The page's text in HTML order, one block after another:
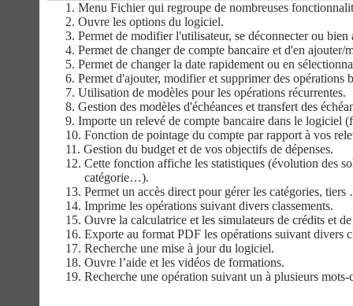
1. Menu Fichier qui regroupe de nombreuses
2. Ouvre les options du logiciel.
3. Permet de modifier l'utilisateur, se déconnecter ou
4. Permet de changer de compte bancaire et d'en ajouter/
5. Permet de changer la date rapidement ou en
6. Permet d'ajouter, modifier et supprimer des opérations
7. Utilisation de modèles pour les opérations récurrentes.
8. Gestion des modèles d'échéances et transfert des
9. Importe un relevé de compte bancaire dans le logiciel
10. Fonction de pointage du compte par rapport à vos
11. Gestion du budget et de vos objectifs de dépenses.
12. Cette fonction affiche les statistiques (évolution des
catégorie…).
13. Permet un accès direct pour gérer les catégories,
14. Imprime les opérations suivant divers classements.
15. Ouvre la calculatrice et les simulateurs de crédits et
16. Exporte au format PDF les opérations suivant divers
17. Recherche une mise à jour du logiciel.
18. Ouvre l’aide et les vidéos de formations.
19. Recherche une opération suivant un à plusieurs mots-